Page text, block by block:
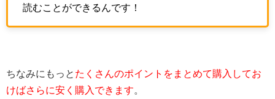
読むことができるんです！
ちなみにもっと たくさんのポイントをまとめて購入してお
けばさらに安く購入できます